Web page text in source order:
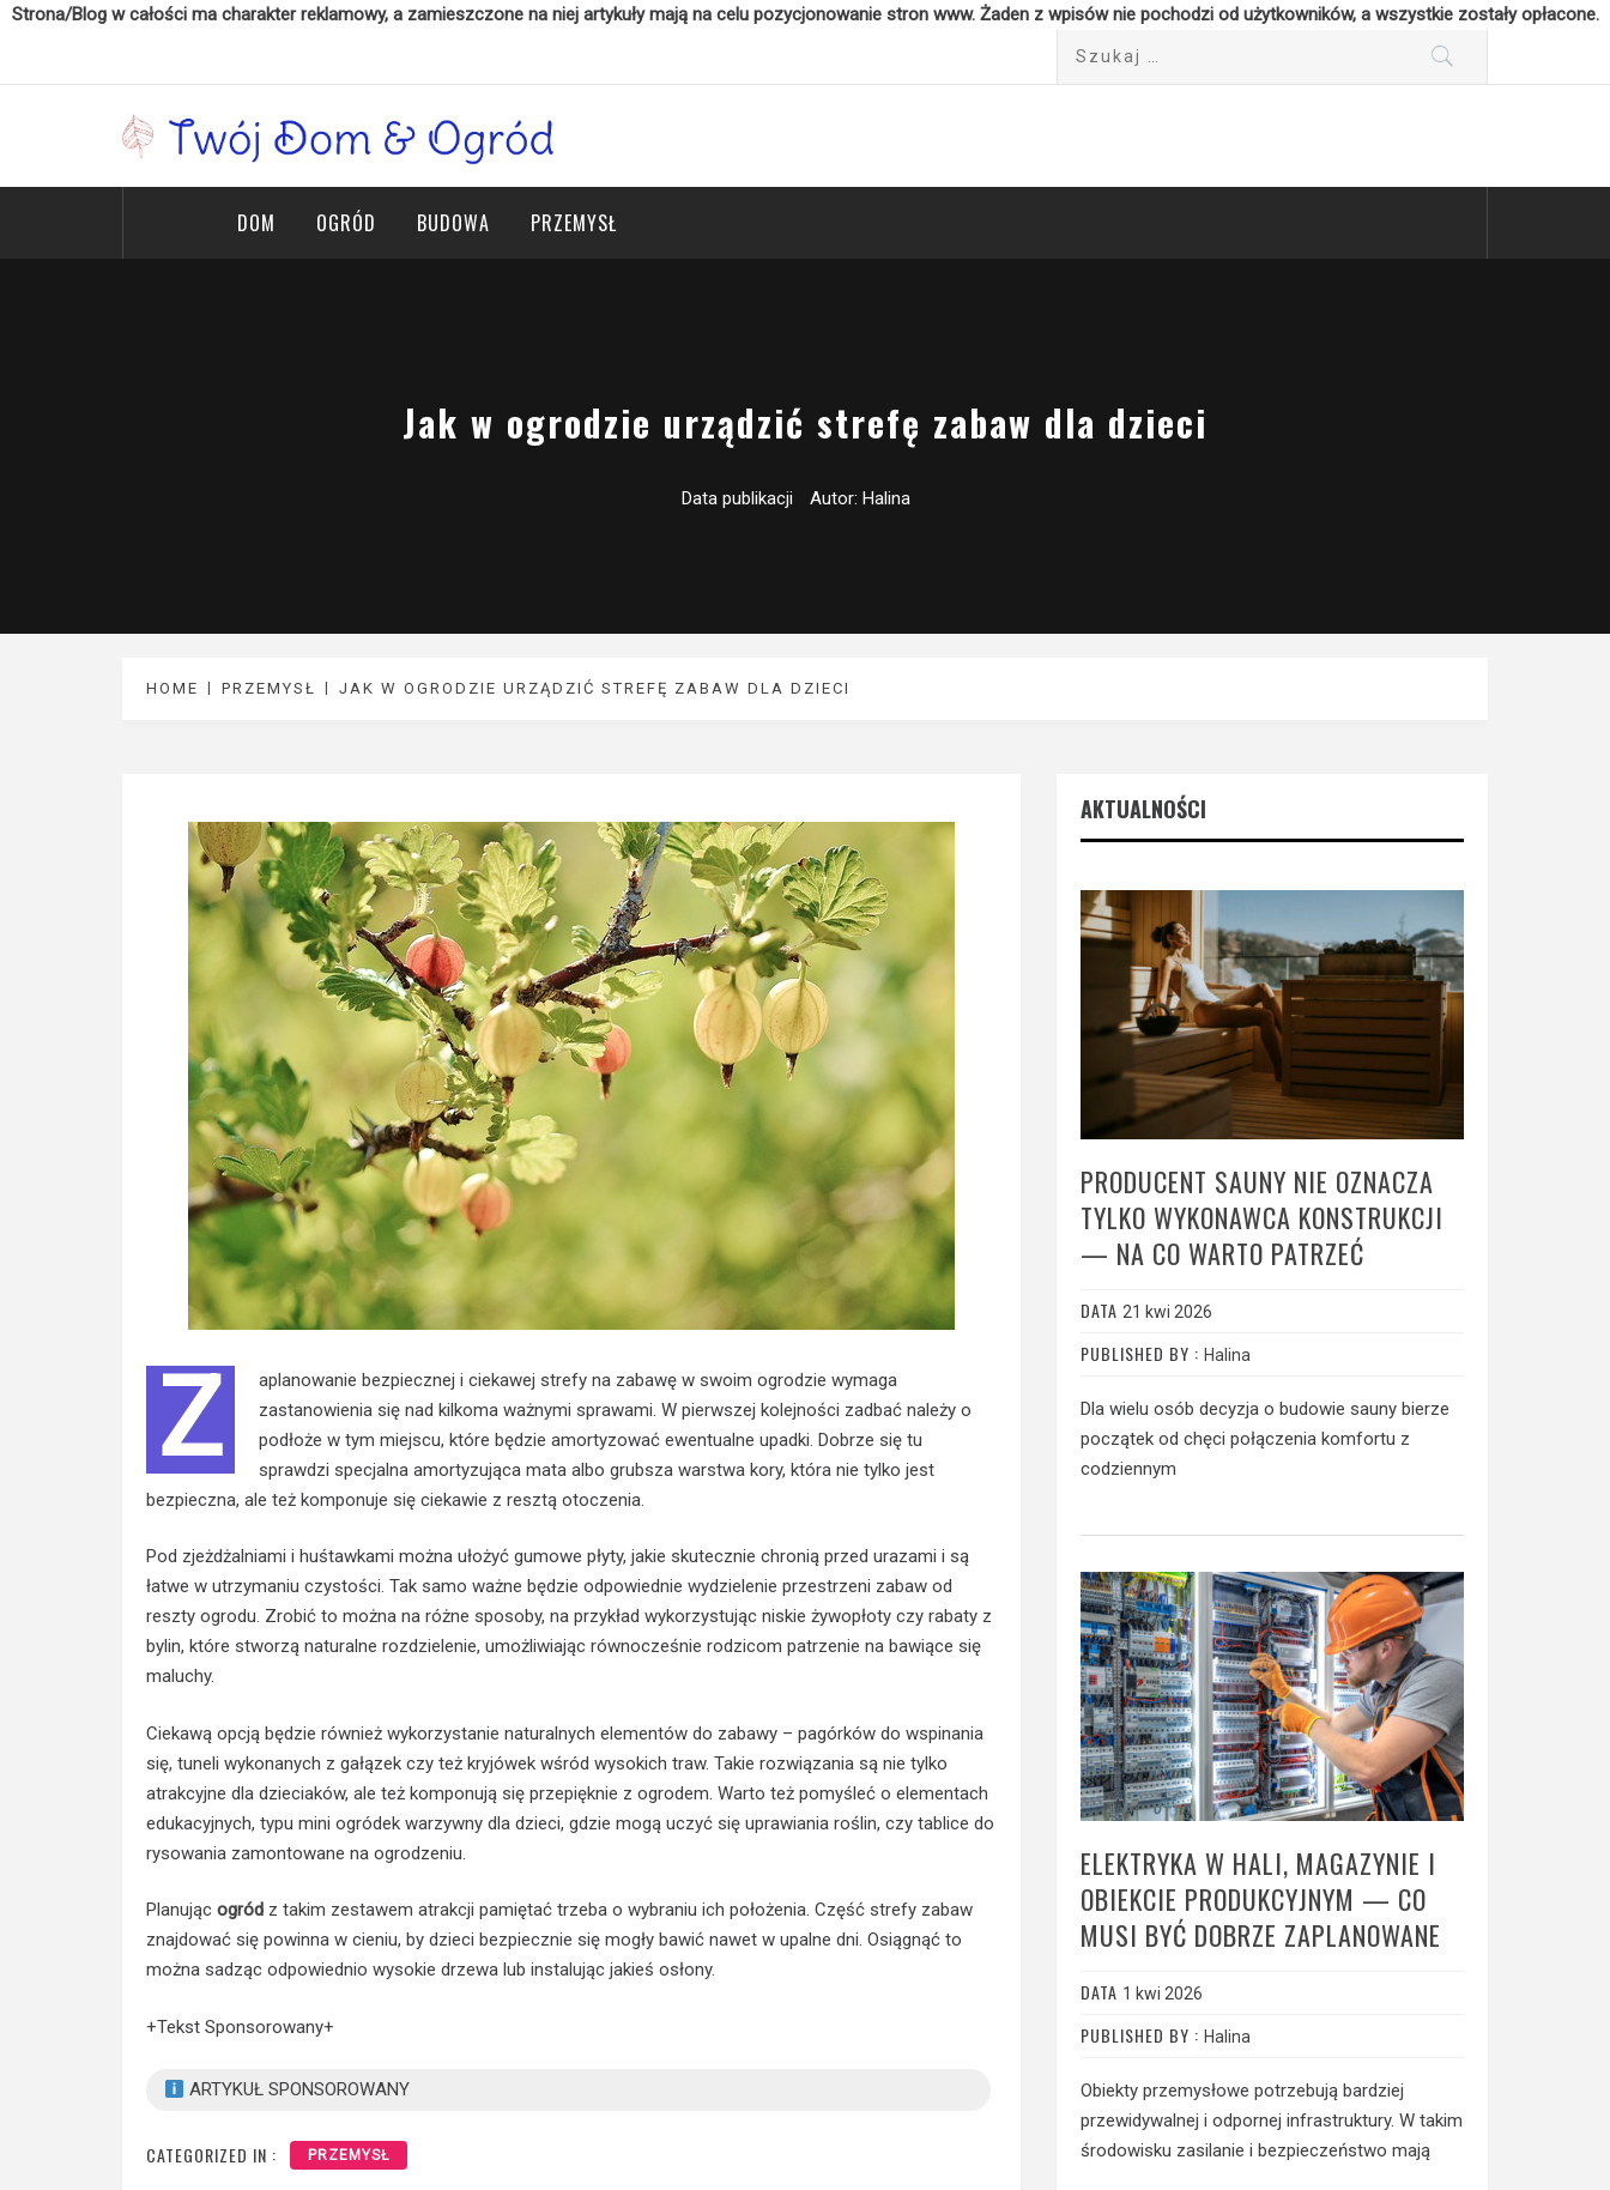
Strona/Blog w całości ma charakter reklamowy, a zamieszczone na niej artykuły mają na celu pozycjonowanie stron www. Żaden z wpisów nie pochodzi od użytkowników, a wszystkie zostały opłacone.
Twój Dom & Ogród
Twój dom marzeń
DOM OGRÓD BUDOWA PRZEMYSŁ
Jak w ogrodzie urządzić strefę zabaw dla dzieci
Data publikacji Autor: Halina
HOME PRZEMYSŁ JAK W OGRODZIE URZĄDZIĆ STREFĘ ZABAW DLA DZIECI
Z
aplanowanie bezpiecznej i ciekawej strefy na zabawę w swoim ogrodzie wymaga
zastanowienia się nad kilkoma ważnymi sprawami. W pierwszej kolejności zadbać należy o
podłoże w tym miejscu, które będzie amortyzować ewentualne upadki. Dobrze się tu
sprawdzi specjalna amortyzująca mata albo grubsza warstwa kory, która nie tylko jest
bezpieczna, ale też komponuje się ciekawie z resztą otoczenia.
Pod zjeżdżalniami i huśtawkami można ułożyć gumowe płyty, jakie skutecznie chronią przed urazami i są
łatwe w utrzymaniu czystości. Tak samo ważne będzie odpowiednie wydzielenie przestrzeni zabaw od
reszty ogrodu. Zrobić to można na różne sposoby, na przykład wykorzystując niskie żywopłoty czy rabaty z
bylin, które stworzą naturalne rozdzielenie, umożliwiając równocześnie rodzicom patrzenie na bawiące się
maluchy.
Ciekawą opcją będzie również wykorzystanie naturalnych elementów do zabawy – pagórków do wspinania
się, tuneli wykonanych z gałązek czy też kryjówek wśród wysokich traw. Takie rozwiązania są nie tylko
atrakcyjne dla dzieciaków, ale też komponują się przepięknie z ogrodem. Warto też pomyśleć o elementach
edukacyjnych, typu mini ogródek warzywny dla dzieci, gdzie mogą uczyć się uprawiania roślin, czy tablice do
rysowania zamontowane na ogrodzeniu.
Planując ogród z takim zestawem atrakcji pamiętać trzeba o wybraniu ich położenia. Część strefy zabaw
znajdować się powinna w cieniu, by dzieci bezpiecznie się mogły bawić nawet w upalne dni. Osiągnąć to
można sadząc odpowiednio wysokie drzewa lub instalując jakieś osłony.
+Tekst Sponsorowany+
ARTYKUŁ SPONSOROWANY
CATEGORIZED IN : PRZEMYSŁ
AKTUALNOŚCI
PRODUCENT SAUNY NIE OZNACZA
TYLKO WYKONAWCA KONSTRUKCJI
— NA CO WARTO PATRZEĆ
DATA 21 kwi 2026
PUBLISHED BY : Halina
Dla wielu osób decyzja o budowie sauny bierze
początek od chęci połączenia komfortu z
codziennym
ELEKTRYKA W HALI, MAGAZYNIE I
OBIEKCIE PRODUKCYJNYM — CO
MUSI BYĆ DOBRZE ZAPLANOWANE
DATA 1 kwi 2026
PUBLISHED BY : Halina
Obiekty przemysłowe potrzebują bardziej
przewidywalnej i odpornej infrastruktury. W takim
środowisku zasilanie i bezpieczeństwo mają